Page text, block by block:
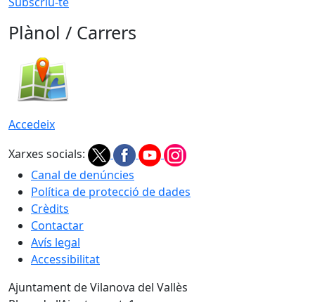
Plànol / Carrers
Accedeix
Xarxes socials:
Canal de denúncies
Política de protecció de dades
Crèdits
Contactar
Avís legal
Accessibilitat
Ajuntament de Vilanova del Vallès